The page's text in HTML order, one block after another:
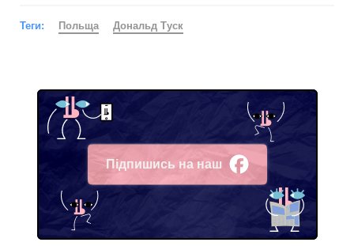
Теги: Польща Дональд Туск
Підпишись на наш
Facebook